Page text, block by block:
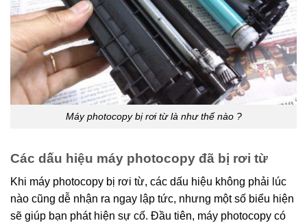
Máy photocopy bị rơi từ là như thế nào ?
Các dấu hiệu máy photocopy đã bị rơi từ
Khi máy photocopy bị rơi từ, các dấu hiệu không phải lúc
nào cũng dễ nhận ra ngay lập tức, nhưng một số biểu hiện
sẽ giúp bạn phát hiện sự cố. Đầu tiên, máy photocopy có